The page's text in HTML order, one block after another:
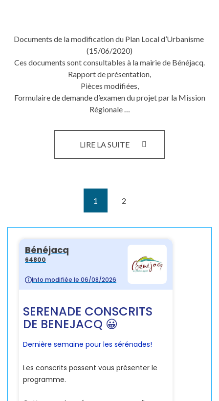
Documents de la modification du Plan Local d’Urbanisme
(15/06/2020)
Ces documents sont consultables à la mairie de Bénéjacq.
Rapport de présentation,
Pièces modifiées,
Formulaire de demande d’examen du projet par la Mission
Régionale …
LIRE LA SUITEMODIFICATION
1
2